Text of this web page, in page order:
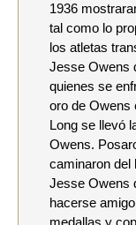
1936
tal como lo
los atletas
Jesse Owens
quienes se
oro de Owens
Long se llevó
Owens.
caminaron del
Jesse Owens
hacerse